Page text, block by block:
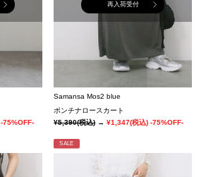
-75%OFF-
再入荷受付
Samansa Mos2 blue
ポンチナロースカート
¥5,390(税込)→¥1,347(税込) -75%OFF-
SALE